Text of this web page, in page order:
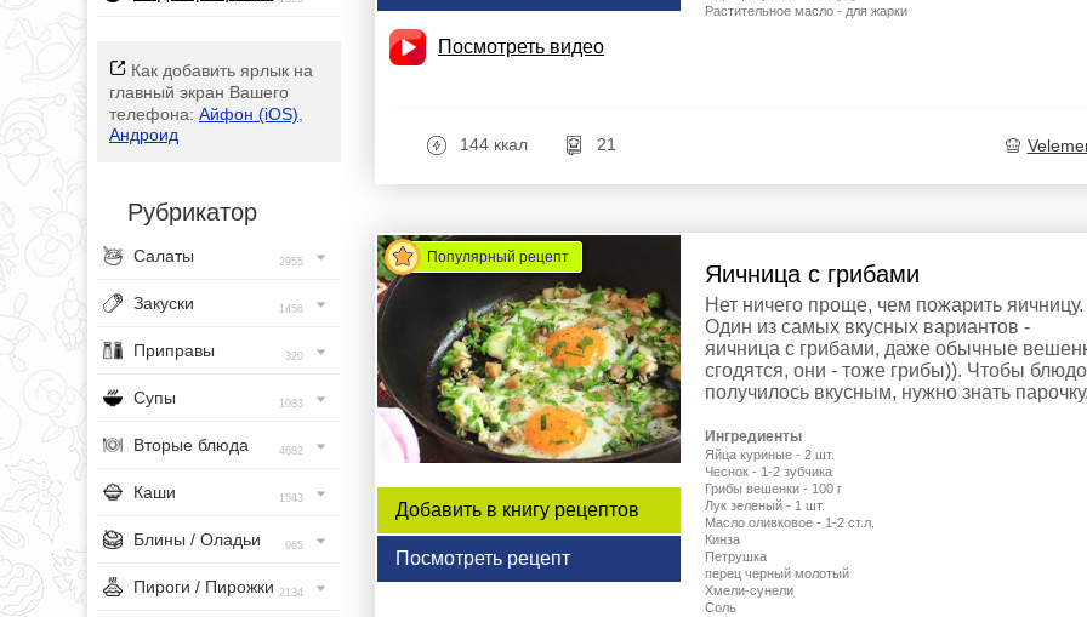
Как добавить ярлык на
главный экран Вашего
телефона: Айфон (iOS)
Андроид
Рубрикатор
Салаты 2955
Закуски 1456
Приправы 320
Супы 1083
Вторые блюда 4682
Каши 1543
Блины / Оладьи 965
Пироги / Пирожки 2134
Посмотреть видео
Растительное масло - для жарки
144 ккал 21
Популярный рецепт
Добавить в книгу рецептов
Посмотреть рецепт
Яичница с грибами
Нет ничего проще, чем пожарить яичницу.
Один из самых вкусных вариантов -
яичница с грибами, даже обычные
сгодятся, они - тоже грибы)). Чтобы блюдо
получилось вкусным, нужно знать
Ингредиенты
Яйца куриные - 2 шт.
Чеснок - 1-2 зубчика
Грибы вешенки - 100 г
Лук зеленый - 1 шт.
Масло оливковое - 1-2 ст.л.
Кинза
Петрушка
перец черный молотый
Хмели-сунели
Соль